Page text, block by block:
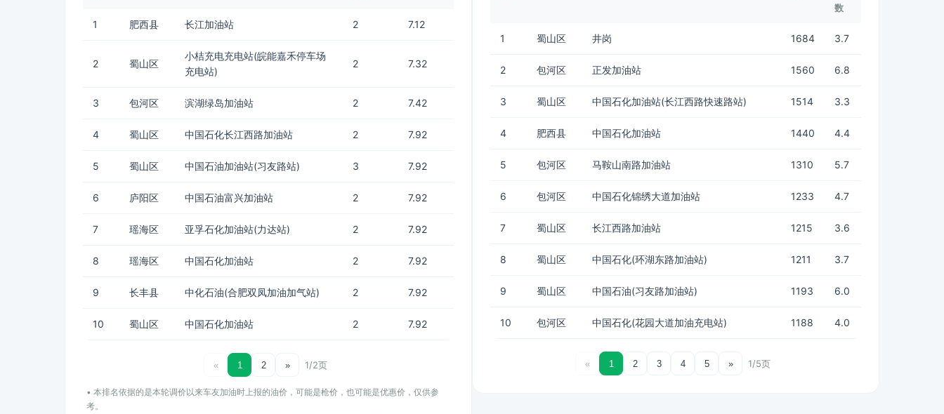
1 肥西县 长江加油站 2 7.12
2 蜀山区
小桔充电充电站(皖能嘉禾停车场
充电站)
2 7.32
3 包河区 滨湖绿岛加油站 2 7.42
4 蜀山区 中国石化长江西路加油站 2 7.92
5 蜀山区 中国石油加油站(习友路站) 3 7.92
6 庐阳区 中国石油富兴加油站 2 7.92
7 瑶海区 亚孚石化加油站(力达站) 2 7.92
8 瑶海区 中国石化加油站 2 7.92
9 长丰县 中化石油(合肥双凤加油加气站) 2 7.92
10 蜀山区 中国石化加油站 2 7.92
« 1 2 » 1/2页
• 本排名依据的是本轮调价以来车友加油时上报的油价，可能是枪价，也可能是优惠价，仅供参
考。
数
1 蜀山区 井岗 1684 3.7
2 包河区 正发加油站 1560 6.8
3 蜀山区 中国石化加油站(长江西路快速路站) 1514 3.3
4 肥西县 中国石化加油站 1440 4.4
5 包河区 马鞍山南路加油站 1310 5.7
6 包河区 中国石化锦绣大道加油站 1233 4.7
7 蜀山区 长江西路加油站 1215 3.6
8 蜀山区 中国石化(环湖东路加油站) 1211 3.7
9 蜀山区 中国石油(习友路加油站) 1193 6.0
10 包河区 中国石化(花园大道加油充电站) 1188 4.0
« 1 2 3 4 5 » 1/5页